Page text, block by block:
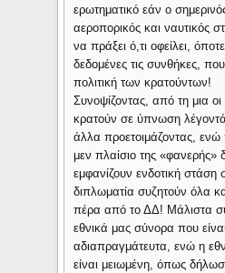
ερωτηματικό εάν ο
αεροπορικός και ναυτικός
να πράξει ό,τι οφείλει,
δεδομένες τις συνθήκες,
πολιτική των κρατούντων!
Συνοψίζοντας, από τη μια
κρατούν σε ύπνωση
άλλα προετοιμάζοντας,
μεν πλαίσιο της «φανερής»
εμφανίζουν ενδοτική στάση
διπλωματία συζητούν όλα
πέρα από το ΔΔ! Μάλιστα
εθνικά μας σύνορα που
αδιαπραγμάτευτα, ενώ η
είναι μειωμένη, όπως